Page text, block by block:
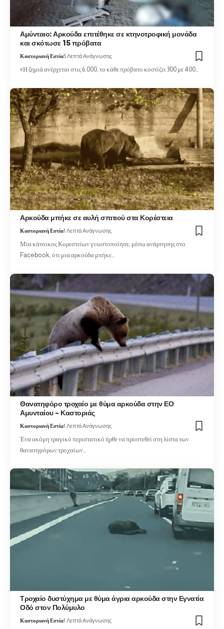
Αμύνταιο: Αρκούδα επιτέθηκε σε κτηνοτροφική μονάδα
και σκότωσε 15 πρόβατα
Καστοριανή Εστία5 Λεπτά Ανάγνωσης
«Η ζημιά ανέρχεται στις 6.000, το κάθε πρόβατο κοστίζει 300 με 400…
Αρκούδα μπήκε σε αυλή σπιτιού στα Κορέστεια
Καστοριανή Εστία1 Λεπτά Ανάγνωσης
Μία κάτοικος Κορεστείων γνωστοποίησε, μέσω ανάρτησης στο
Facebook, ότι μια αρκούδα μπήκε…
Θανατηφόρο τροχαίο με θύμα αρκούδα στην ΕΟ
Αμυνταίου – Καστοριάς
Καστοριανή Εστία1 Λεπτά Ανάγνωσης
Ένα ακόμη τραγικό περιστατικό ήρθε να προστεθεί στη λίστα των
θανατηφόρων τροχαίων…
Τροχαίο δυστύχημα με θύμα άγρια αρκούδα στην Εγνατία
Οδό στον Πολύμυλο
Καστοριανή Εστία1 Λεπτά Ανάγνωσης